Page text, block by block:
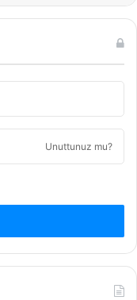
Unuttunuz mu?